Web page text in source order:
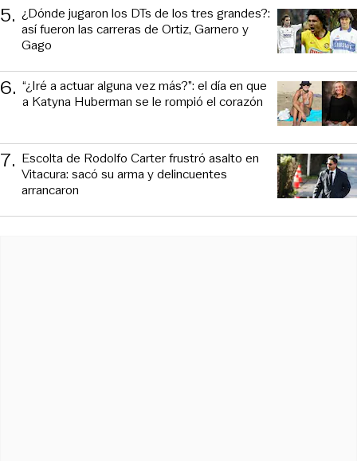
5. ¿Dónde jugaron los DTs de los tres grandes?:
así fueron las carreras de Ortiz, Garnero y
Gago
6. “¿Iré a actuar alguna vez más?”: el día en que
a Katyna Huberman se le rompió el corazón
7. Escolta de Rodolfo Carter frustró asalto en
Vitacura: sacó su arma y delincuentes
arrancaron